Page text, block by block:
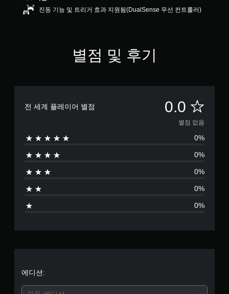
진동 기능 및 트리거 효과 지원됨(DualSense 무선 컨트롤러)
별점 및 후기
전 세계 플레이어 별점 0.0 별
점
없
음
별점 없음
0%
0%
0%
0%
0%
에디션: